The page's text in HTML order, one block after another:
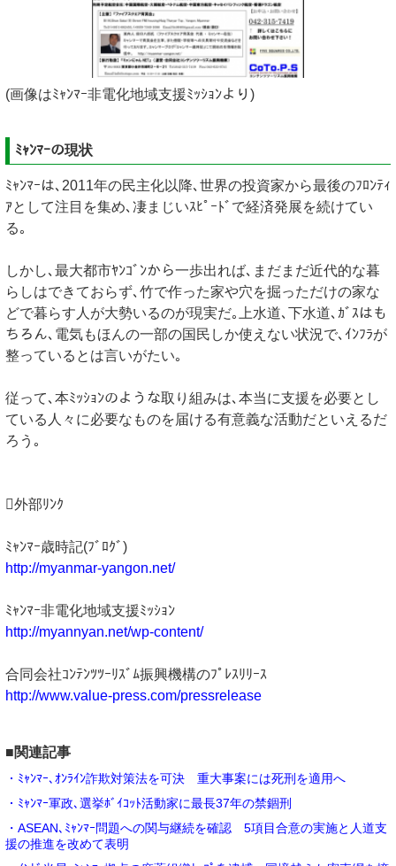
(画像はﾐｬﾝﾏｰ非電化地域支援ﾐｯｼｮﾝより)
ﾐｬﾝﾏｰの現状
ﾐｬﾝﾏｰは､2011年の民主化以降､世界の投資家から最後のﾌﾛﾝﾃｨ
ｱとして注目を集め､凄まじいｽﾋﾟｰﾄﾞで経済発展を続けてい
る｡
しかし､最大都市ﾔﾝｺﾞﾝから一歩出れば､まだまだ近代的な暮
らしはできておらず､竹で作った家や穴を掘っただけの家な
どで暮らす人が大勢いるのが現実だ｡上水道､下水道､ｶﾞｽはも
ちろん､電気もほんの一部の国民しか使えない状況で､ｲﾝﾌﾗが
整っているとは言いがたい｡
従って､本ﾐｯｼｮﾝのような取り組みは､本当に支援を必要とし
ている人々に必要なものを届ける有意義な活動だといえるだ
ろう｡
外部ﾘﾝｸ
ﾐｬﾝﾏｰ歳時記(ﾌﾞﾛｸﾞ)
http://myanmar-yangon.net/
ﾐｬﾝﾏｰ非電化地域支援ﾐｯｼｮﾝ
http://myannyan.net/wp-content/
合同会社ｺﾝﾃﾝﾂﾂｰﾘｽﾞﾑ振興機構のﾌﾟﾚｽﾘﾘｰｽ
http://www.value-press.com/pressrelease
■関連記事
・ﾐｬﾝﾏｰ､ｵﾝﾗｲﾝ詐欺対策法を可決 重大事案には死刑を適用へ
・ﾐｬﾝﾏｰ軍政､選挙ﾎﾞｲｺｯﾄ活動家に最長37年の禁錮刑
・ASEAN､ﾐｬﾝﾏｰ問題への関与継続を確認 5項目合意の実施と人道支
援の推進を改めて表明